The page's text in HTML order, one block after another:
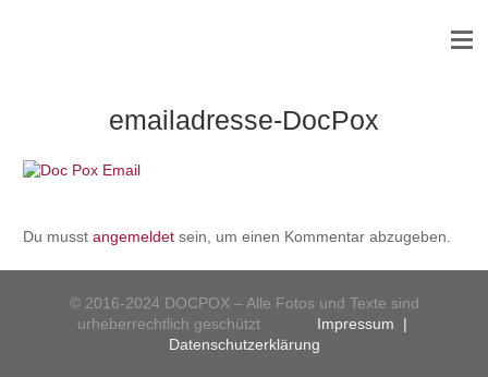
emailadresse-DocPox
Du musst angemeldet sein, um einen Kommentar abzugeben.
© 2016-2024 DOCPOX – Alle Fotos und Texte sind
urheberrechtlich geschützt
Impressum |
Datenschutzerklärung